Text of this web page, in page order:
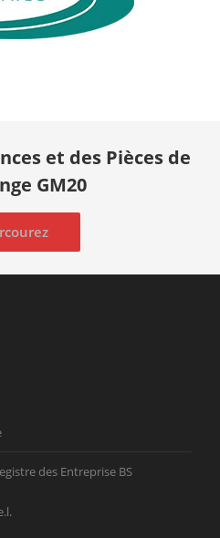
et des Pièces de
GM20
des Entreprise BS